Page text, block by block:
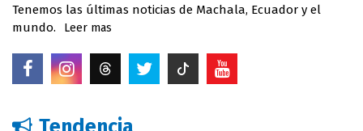
Tenemos las últimas noticias de Machala, Ecuador y el
mundo.
Leer mas